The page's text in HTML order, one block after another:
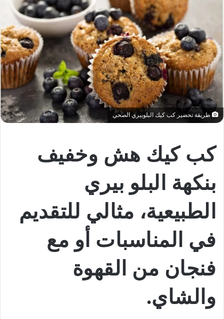
طريقة تحضير كب كيك البلوبيري الصحي
كب كيك هش وخفيف
بنكهة البلو بيري
الطبيعية، مثالي للتقديم
في المناسبات أو مع
فنجان من القهوة
والشاي.